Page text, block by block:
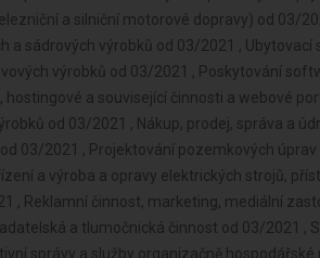
a silniční motorové dopravy) od 03/
a sádrových výrobků od 03/2021 , Ubytovací
výrobků od 03/2021 , Poskytování
a související činnosti a webové
od 03/2021 , Nákup, prodej, správa a
03/2021 , Projektování pozemkových
a výroba a opravy elektrických strojů,
, Reklamní činnost, marketing, mediální
a tlumočnická činnost od 03/2021 ,
správy a služby organizačně